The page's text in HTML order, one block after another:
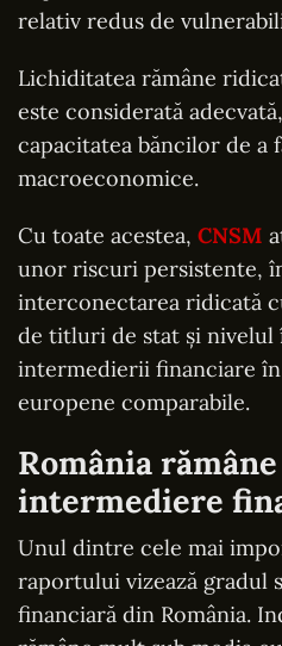
relativ redus de
Lichiditatea rămâne
este considerată
capacitatea băncilor de a
macroeconomice.
Cu toate acestea, CNSM
unor riscuri persistente,
interconectarea ridicată
de titluri de stat și nivelul
intermedierii financiare
europene comparabile.
România
intermediere
Unul dintre cele mai
raportului vizează gradul
financiară din România.